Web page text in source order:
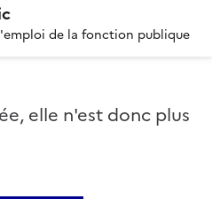
de la fonction publique
elle n'est donc plus